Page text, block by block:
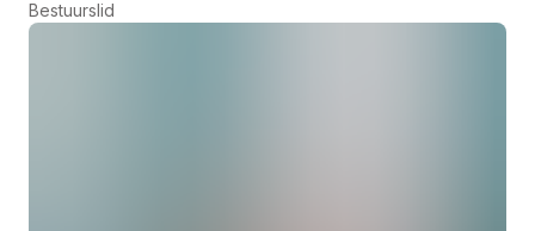
Bestuurslid